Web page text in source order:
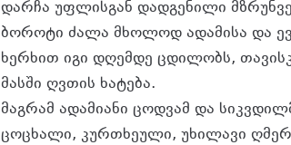
დარჩა უფლისგან დადგენილი
ბოროტი ძალა მხოლოდ ადამისა და
ხერხით იგი დღემდე ცდილობს,
მასში ღვთის ხატება.
მაგრამ ადამიანი ცოდვამ და
ცოცხალი, კურთხეული, უხილავი